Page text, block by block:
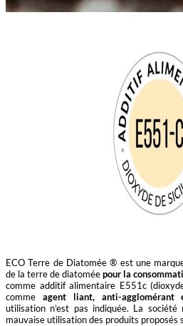
ECO Terre de Diatomée ® est une
de la terre de diatoméepour la
comme additif alimentaire E551c
comme agent liant, anti-agglomérant
utilisation n’est pas indiquée. La société
mauvaise utilisation des produits proposés